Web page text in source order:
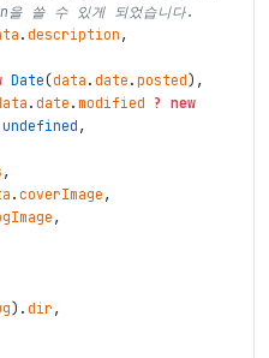
쓸 수 있게 되었습니다.
. description ,
Date(data . date . posted) ,
. date . modified ? new
undefined ,
,
. coverImage ,
,
) . dir ,